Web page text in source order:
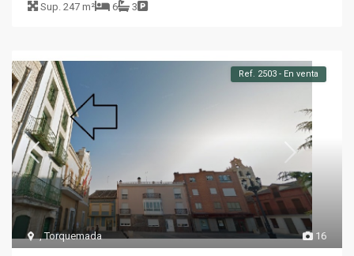
Sup.247 m² 6 3
16
,Torquemada
Ref. 2503 - En venta